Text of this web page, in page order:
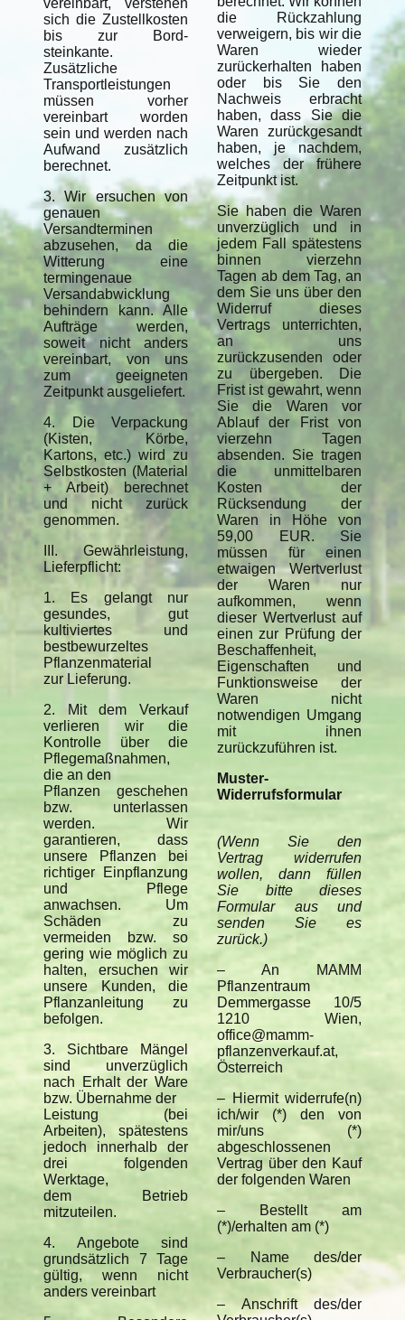
vereinbart, verstehen
sich die Zustellkosten
bis zur Bord-
steinkante.
Zusätzliche
Transportleistungen
müssen vorher
vereinbart worden
sein und werden nach
Aufwand zusätzlich
berechnet.
3. Wir ersuchen von
genauen
Versandterminen
abzusehen, da die
Witterung eine
termingenaue
Versandabwicklung
behindern kann. Alle
Aufträge werden,
soweit nicht anders
vereinbart, von uns
zum geeigneten
Zeitpunkt ausgeliefert.
4. Die Verpackung
(Kisten, Körbe,
Kartons, etc.) wird zu
Selbstkosten (Material
+ Arbeit) berechnet
und nicht zurück
genommen.
III. Gewährleistung,
Lieferpflicht:
1. Es gelangt nur
gesundes, gut
kultiviertes und
bestbewurzeltes
Pflanzenmaterial
zur Lieferung.
2. Mit dem Verkauf
verlieren wir die
Kontrolle über die
Pflegemaßnahmen,
die an den
Pflanzen geschehen
bzw. unterlassen
werden. Wir
garantieren, dass
unsere Pflanzen bei
richtiger Einpflanzung
und Pflege
anwachsen. Um
Schäden zu
vermeiden bzw. so
gering wie möglich zu
halten, ersuchen wir
unsere Kunden, die
Pflanzanleitung zu
befolgen.
3. Sichtbare Mängel
sind unverzüglich
nach Erhalt der Ware
bzw. Übernahme der
Leistung (bei
Arbeiten), spätestens
jedoch innerhalb der
drei folgenden
Werktage,
dem Betrieb
mitzuteilen.
4. Angebote sind
grundsätzlich 7 Tage
gültig, wenn nicht
anders vereinbart
die Rückzahlung
verweigern, bis wir die
Waren wieder
zurückerhalten haben
oder bis Sie den
Nachweis erbracht
haben, dass Sie die
Waren zurückgesandt
haben, je nachdem,
welches der frühere
Zeitpunkt ist.
Sie haben die Waren
unverzüglich und in
jedem Fall spätestens
binnen vierzehn
Tagen ab dem Tag, an
dem Sie uns über den
Widerruf dieses
Vertrags unterrichten,
an uns
zurückzusenden oder
zu übergeben. Die
Frist ist gewahrt, wenn
Sie die Waren vor
Ablauf der Frist von
vierzehn Tagen
absenden. Sie tragen
die unmittelbaren
Kosten der
Rücksendung der
Waren in Höhe von
59,00 EUR. Sie
müssen für einen
etwaigen Wertverlust
der Waren nur
aufkommen, wenn
dieser Wertverlust auf
einen zur Prüfung der
Beschaffenheit,
Eigenschaften und
Funktionsweise der
Waren nicht
notwendigen Umgang
mit ihnen
zurückzuführen ist.
Muster-
Widerrufsformular
(Wenn Sie den
Vertrag widerrufen
wollen, dann füllen
Sie bitte dieses
Formular aus und
senden Sie es
zurück.)
– An MAMM
Pflanzentraum
Demmergasse 10/5
1210 Wien,
office@mamm-
pflanzenverkauf.at,
Österreich
– Hiermit widerrufe(n)
ich/wir (*) den von
mir/uns (*)
abgeschlossenen
Vertrag über den Kauf
der folgenden Waren
– Bestellt am
(*)/erhalten am (*)
– Name des/der
Verbraucher(s)
– Anschrift des/der